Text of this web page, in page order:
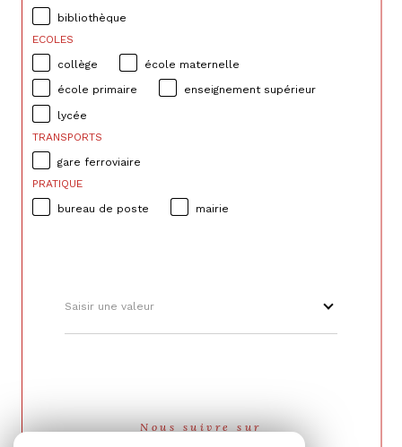
bibliothèque
ECOLES
collège
école maternelle
école primaire enseignement supérieur
lycée
TRANSPORTS
gare ferroviaire
PRATIQUE
bureau de poste
mairie
Saisir une valeur
Nous suivre sur